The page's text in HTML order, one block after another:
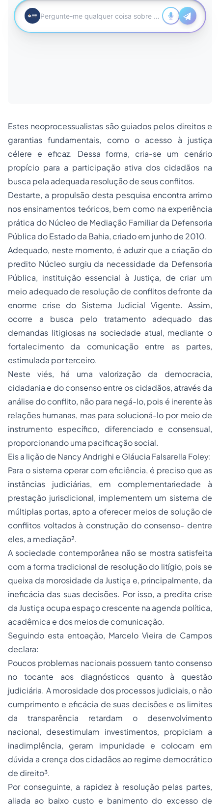
Estes neoprocessualistas são guiados pelos direitos e
garantias fundamentais, como o acesso à justiça
célere e eficaz. Dessa forma, cria-se um cenário
propício para a participação ativa dos cidadãos na
busca pela adequada resolução de seus conflitos.
Destarte, a propulsão desta pesquisa encontra arrimo
nos ensinamentos teóricos, bem como na experiência
prática do Núcleo de Mediação Familiar da Defensoria
Pública do Estado da Bahia, criado em junho de 2010.
Adequado, neste momento, é aduzir que a criação do
predito Núcleo surgiu da necessidade da Defensoria
Pública, instituição essencial à Justiça, de criar um
meio adequado de resolução de conflitos defronte da
enorme crise do Sistema Judicial Vigente. Assim,
ocorre a busca pelo tratamento adequado das
demandas litigiosas na sociedade atual, mediante o
fortalecimento da comunicação entre as partes,
estimulada por terceiro.
Neste viés, há uma valorização da democracia,
cidadania e do consenso entre os cidadãos, através da
análise do conflito, não para negá-lo, pois é inerente às
relações humanas, mas para solucioná-lo por meio de
instrumento específico, diferenciado e consensual,
proporcionando uma pacificação social.
Eis a lição de Nancy Andrighi e Gláucia Falsarella Foley:
Para o sistema operar com eficiência, é preciso que as
instâncias judiciárias, em complementariedade à
prestação jurisdicional, implementem um sistema de
múltiplas portas, apto a oferecer meios de solução de
conflitos voltados à construção do consenso- dentre
eles, a mediação².
A sociedade contemporânea não se mostra satisfeita
com a forma tradicional de resolução do litígio, pois se
queixa da morosidade da Justiça e, principalmente, da
ineficácia das suas decisões. Por isso, a predita crise
da Justiça ocupa espaço crescente na agenda política,
acadêmica e dos meios de comunicação.
Seguindo esta entoação, Marcelo Vieira de Campos
declara:
Poucos problemas nacionais possuem tanto consenso
no tocante aos diagnósticos quanto à questão
judiciária. A morosidade dos processos judiciais, o não
cumprimento e eficácia de suas decisões e os limites
da transparência retardam o desenvolvimento
nacional, desestimulam investimentos, propiciam a
inadimplência, geram impunidade e colocam em
dúvida a crença dos cidadãos ao regime democrático
de direito³.
Por conseguinte, a rapidez à resolução pelas partes,
aliada ao baixo custo e banimento do excesso de